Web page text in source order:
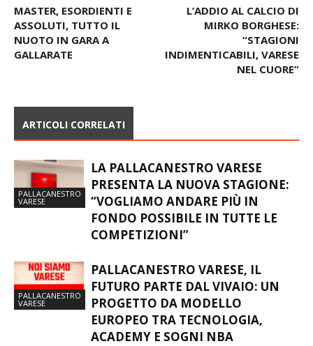
MASTER, ESORDIENTI E
ASSOLUTI, TUTTO IL
NUOTO IN GARA A
GALLARATE
L’ADDIO AL CALCIO DI
MIRKO BORGHESE:
“STAGIONI
INDIMENTICABILI, VARESE
NEL CUORE”
ARTICOLI CORRELATI
PALLACANESTRO
VARESE
LA PALLACANESTRO VARESE
PRESENTA LA NUOVA STAGIONE:
“VOGLIAMO ANDARE PIÙ IN
FONDO POSSIBILE IN TUTTE LE
COMPETIZIONI”
PALLACANESTRO
VARESE
PALLACANESTRO VARESE, IL
FUTURO PARTE DAL VIVAIO: UN
PROGETTO DA MODELLO
EUROPEO TRA TECNOLOGIA,
ACADEMY E SOGNI NBA